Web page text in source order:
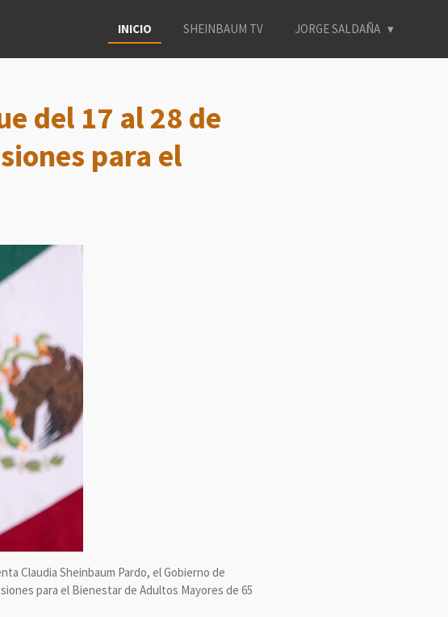
INICIO SHEINBAUM TV JORGE SALDAÑA
del 17 al 28 de
para el
Claudia Sheinbaum Pardo, el Gobierno de
para el Bienestar de Adultos Mayores de 65